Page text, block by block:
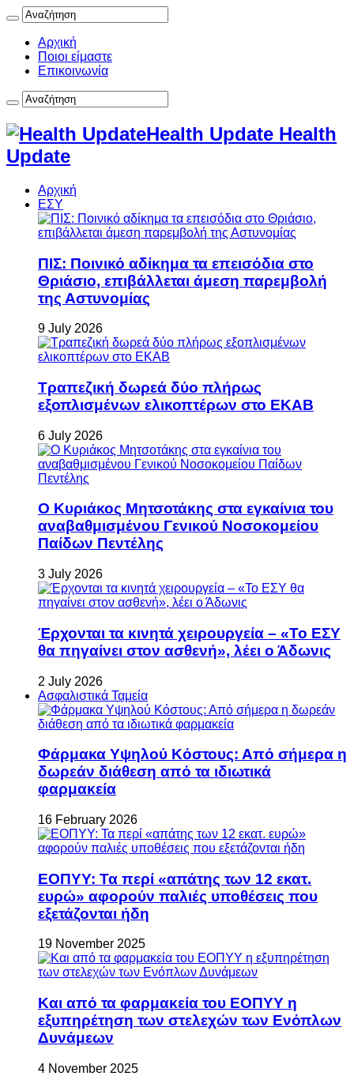
Αρχική
Ποιοι είμαστε
Επικοινωνία
Health Update Health
Update
Αρχική
ΕΣΥ
ΠΙΣ: Ποινικό αδίκημα τα επεισόδια στο
Θριάσιο, επιβάλλεται άμεση παρεμβολή
της Αστυνομίας
9 July 2026
Τραπεζική δωρεά δύο πλήρως
εξοπλισμένων ελικοπτέρων στο ΕΚΑΒ
6 July 2026
Ο Κυριάκος Μητσοτάκης στα εγκαίνια του
αναβαθμισμένου Γενικού Νοσοκομείου
Παίδων Πεντέλης
3 July 2026
Έρχονται τα κινητά χειρουργεία – «Το ΕΣΥ
θα πηγαίνει στον ασθενή», λέει ο Άδωνις
2 July 2026
Ασφαλιστικά Ταμεία
Φάρμακα Υψηλού Κόστους: Από σήμερα η
δωρεάν διάθεση από τα ιδιωτικά
φαρμακεία
16 February 2026
ΕΟΠΥΥ: Τα περί «απάτης των 12 εκατ.
ευρώ» αφορούν παλιές υποθέσεις που
εξετάζονται ήδη
19 November 2025
Και από τα φαρμακεία του ΕΟΠΥΥ η
εξυπηρέτηση των στελεχών των Ενόπλων
Δυνάμεων
4 November 2025